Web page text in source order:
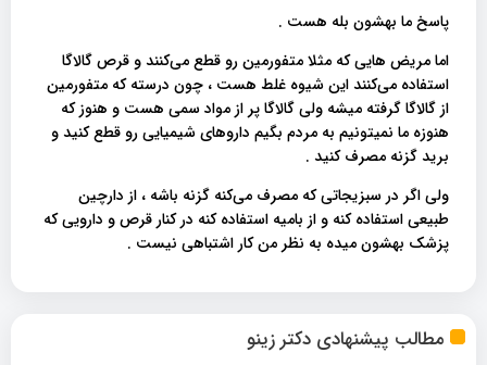
مطالب پیشنهادی دکتر زینو
پاسخ ما بهشون بله هست .
اما مریض هایی که مثلا متفورمین رو قطع می‌کنند و قرص گالاگا
استفاده می‌کنند این شیوه غلط هست ، چون درسته که متفورمین
از گالاگا گرفته میشه ولی گالاگا پر از مواد سمی هست و هنوز که
هنوزه ما نمیتونیم به مردم بگیم داروهای شیمیایی رو قطع کنید و
برید گزنه مصرف کنید .
ولی اگر در سبزیجاتی که مصرف می‌کنه گزنه باشه ، از دارچین
طبیعی استفاده کنه و از بامیه استفاده کنه در کنار قرص و دارویی که
پزشک بهشون میده به نظر من کار اشتباهی نیست .